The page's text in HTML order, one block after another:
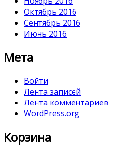
Октябрь 2016
Сентябрь 2016
Июнь 2016
Мета
Войти
Лента записей
Лента комментариев
WordPress.org
Корзина